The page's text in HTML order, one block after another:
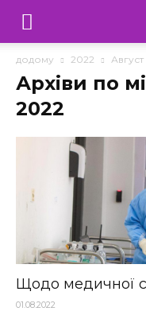
Телебачення
«Капрі»
додому 2022 Август
Архіви по
2022
Щодо медичної
01.08.2022